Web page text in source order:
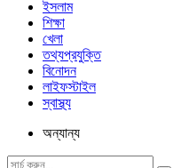
ইসলাম
শিক্ষা
খেলা
তথ্যপ্রযুক্তি
বিনোদন
লাইফস্টাইল
স্বাস্থ্য
অন্যান্য